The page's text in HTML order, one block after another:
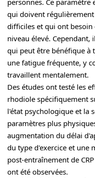
personnes. Ce
qui doivent
difficiles et qui ont
niveau élevé.
qui peut être bénéfique à
une fatigue fréquente, y
travaillent mentalement.
Des études ont testé les
rhodiole spécifiquement
l'état psychologique et la
paramètres plus
augmentation du délai
du type d'exercice et une
post-entraînement de
ont été observées.